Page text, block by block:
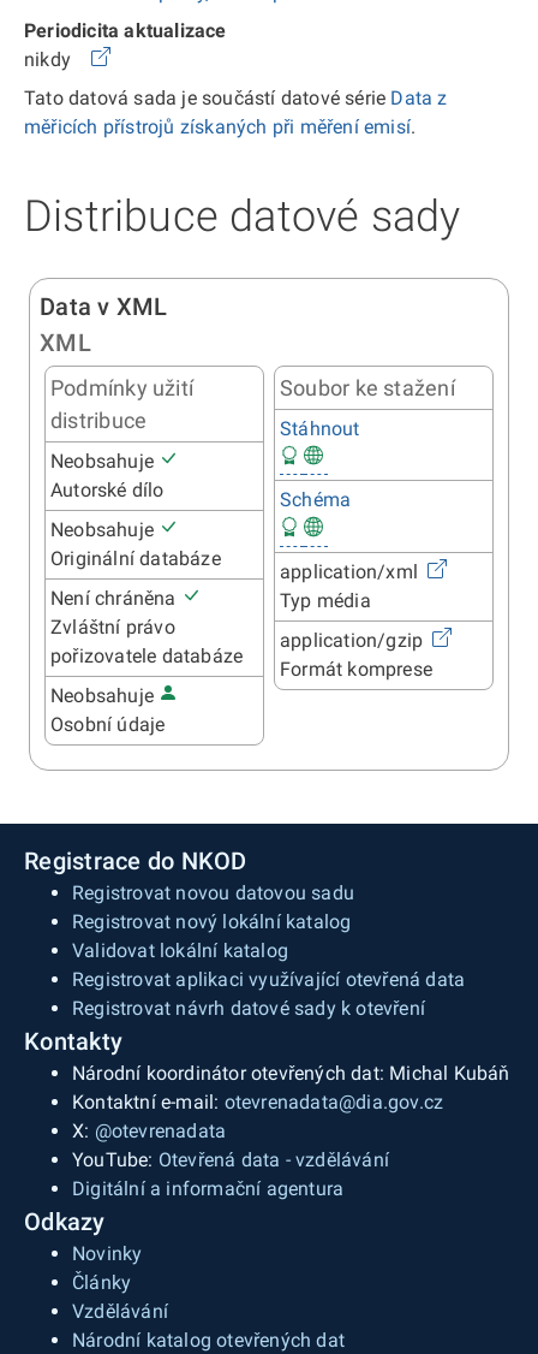
Periodicita aktualizace
nikdy
Tato datová sada je součástí datové série Data z
měřicích přístrojů získaných při měření emisí.
Distribuce datové sady
Data v XML
XML
Podmínky užití
distribuce
Neobsahuje
Autorské dílo
Neobsahuje
Originální databáze
Není chráněna
Zvláštní právo
pořizovatele databáze
Neobsahuje
Osobní údaje
Soubor ke stažení
Stáhnout
Schéma
application/xml
Typ média
application/gzip
Formát komprese
Registrace do NKOD
Registrovat novou datovou sadu
Registrovat nový lokální katalog
Validovat lokální katalog
Registrovat aplikaci využívající otevřená data
Registrovat návrh datové sady k otevření
Kontakty
Národní koordinátor otevřených dat: Michal Kubáň
Kontaktní e-mail: otevrenadata@dia.gov.cz
X: @otevrenadata
YouTube: Otevřená data - vzdělávání
Digitální a informační agentura
Odkazy
Novinky
Články
Vzdělávání
Národní katalog otevřených dat